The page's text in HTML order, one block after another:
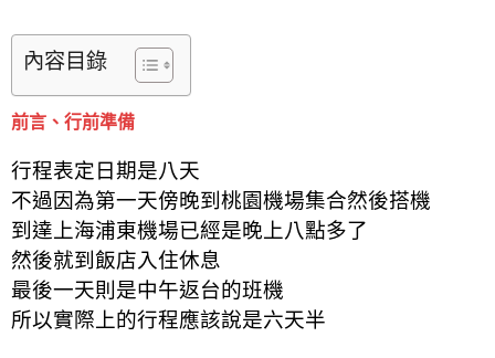
內容目錄
前言、行前準備
行程表定日期是八天
不過因為第一天傍晚到桃園機場集合然後搭機
到達上海浦東機場已經是晚上八點多了
然後就到飯店入住休息
最後一天則是中午返台的班機
所以實際上的行程應該說是六天半